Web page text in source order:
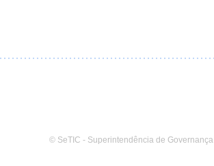
© SeTIC - Superintendência de